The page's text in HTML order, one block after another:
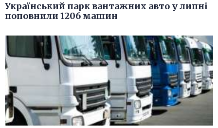
Український парк вантажних авто у липні
поповнили 1206 машин